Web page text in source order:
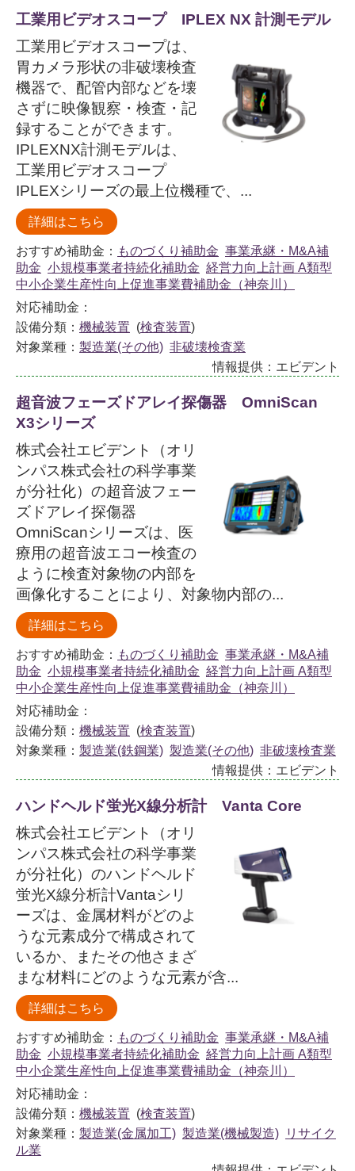
工業用ビデオスコープ IPLEX NX 計測モデル
工業用ビデオスコープは、
胃カメラ形状の非破壊検査
機器で、配管内部などを壊
さずに映像観察・検査・記
録することができます。
IPLEXNX計測モデルは、
工業用ビデオスコープ
IPLEXシリーズの最上位機種で、...
詳細はこちら
おすすめ補助金： ものづくり補助金 事業承継・M&A補
助金 小規模事業者持続化補助金 経営力向上計画 A類型
中小企業生産性向上促進事業費補助金（神奈川）
対応補助金：
設備分類： 機械装置 (検査装置)
対象業種： 製造業(その他) 非破壊検査業
情報提供：エビデント
超音波フェーズドアレイ探傷器 OmniScan
X3シリーズ
株式会社エビデント（オリ
ンパス株式会社の科学事業
が分社化）の超音波フェー
ズドアレイ探傷器
OmniScanシリーズは、医
療用の超音波エコー検査の
ように検査対象物の内部を
画像化することにより、対象物内部の...
詳細はこちら
おすすめ補助金： ものづくり補助金 事業承継・M&A補
助金 小規模事業者持続化補助金 経営力向上計画 A類型
中小企業生産性向上促進事業費補助金（神奈川）
対応補助金：
設備分類： 機械装置 (検査装置)
対象業種： 製造業(鉄鋼業) 製造業(その他) 非破壊検査業
情報提供：エビデント
ハンドヘルド蛍光X線分析計 Vanta Core
株式会社エビデント（オリ
ンパス株式会社の科学事業
が分社化）のハンドヘルド
蛍光X線分析計Vantaシリ
ーズは、金属材料がどのよ
うな元素成分で構成されて
いるか、またその他さまざ
まな材料にどのような元素が含...
詳細はこちら
おすすめ補助金： ものづくり補助金 事業承継・M&A補
助金 小規模事業者持続化補助金 経営力向上計画 A類型
中小企業生産性向上促進事業費補助金（神奈川）
対応補助金：
設備分類： 機械装置 (検査装置)
対象業種： 製造業(金属加工) 製造業(機械製造)
リサイク
ル業